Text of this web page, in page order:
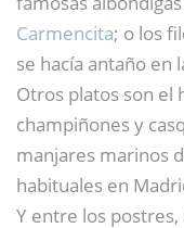
Carmencita; o los
se hacía antaño en
Otros platos son el
champiñones y
manjares marinos
habituales en
Y entre los postres,